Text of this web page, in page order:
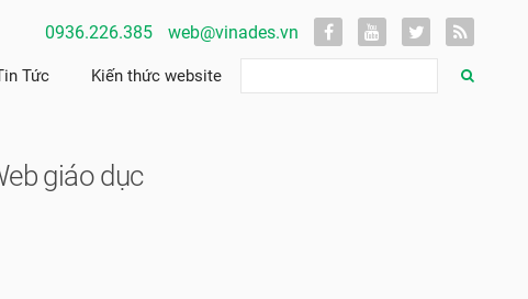
0936.226.385 web@vinades.vn
Tức Kiến thức website
giáo dục